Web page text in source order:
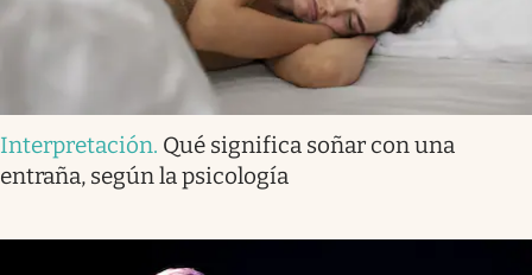
Interpretación. Qué significa soñar con una
entraña, según la psicología